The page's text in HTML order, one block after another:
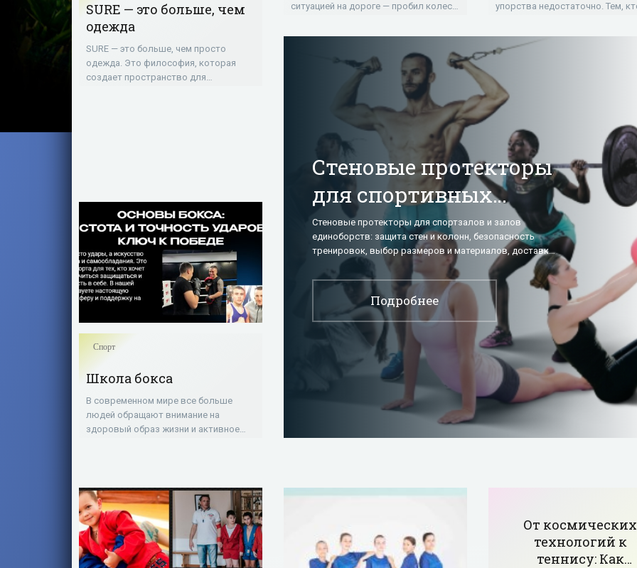
SURE — это больше, чем
одежда
SURE — это больше, чем просто
одежда. Это философия, которая
создает пространство для
ситуацией на дороге — пробил колесо.
любое время, и важно быть готовым
упорства недостаточно. Тем,
спортом, часто приходится
к помощи
Стеновые протекторы
для спортивных
залов их применение
Стеновые протекторы для спортзалов и залов
единоборств: защита стен и колонн, безопасность
тренировок, выбор размеров и материалов, доставка
по Москве и России.
Подробнее
Спорт
Школа бокса
В современном мире все больше
людей обращают внимание на
здоровый образ жизни и активное
сильному и
От космических
технологий к
теннису: Как